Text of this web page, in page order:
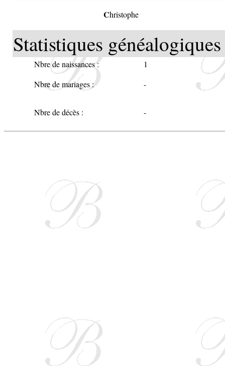
Christophe
Statistiques
Nbre de naissances :
1
Nbre de mariages :
-
Nbre de décès : -